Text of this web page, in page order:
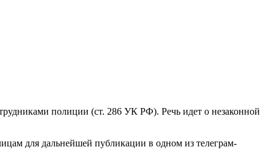
полиции (ст. 286 УК РФ). Речь идет о незаконной
для дальнейшей публикации в одном из телеграм-